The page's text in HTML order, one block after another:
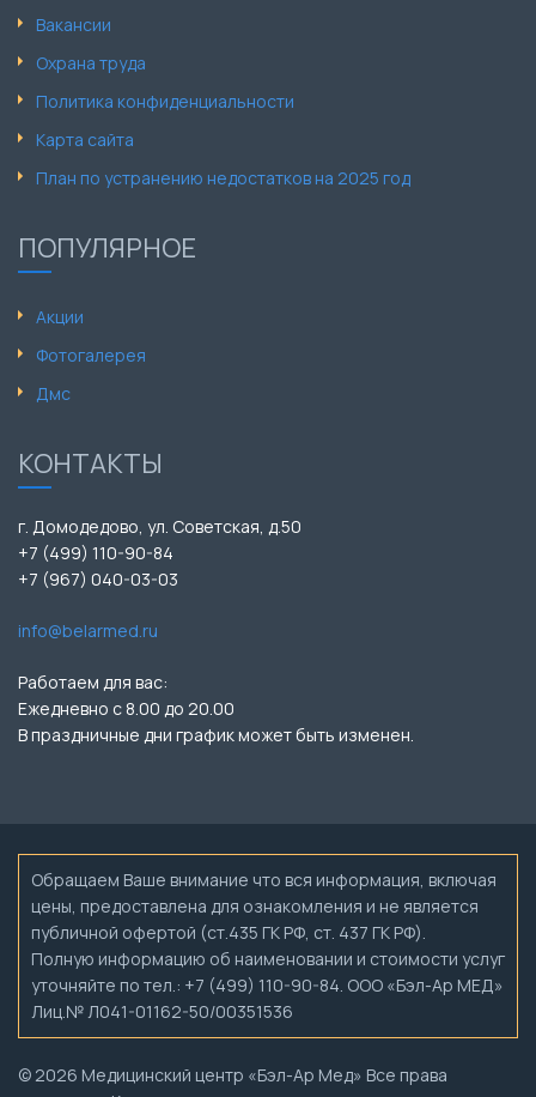
Вакансии
Охрана труда
Политика конфиденциальности
Карта сайта
План по устранению недостатков на 2025 год
ПОПУЛЯРНОЕ
Акции
Фотогалерея
Дмс
КОНТАКТЫ
г. Домодедово, ул. Советская, д.50
+7 (499) 110-90-84
+7 (967) 040-03-03
info@belarmed.ru
Работаем для вас:
Ежедневно с 8.00 до 20.00
В праздничные дни график может быть изменен.
Обращаем Ваше внимание что вся информация, включая
цены, предоставлена для ознакомления и не является
публичной офертой (ст.435 ГК РФ, ст. 437 ГК РФ).
Полную информацию об наименовании и стоимости услуг
уточняйте по тел.: +7 (499) 110-90-84. ООО «Бэл-Ар МЕД»
Лиц.№ Л041-01162-50/00351536
© 2026 Медицинский центр «Бэл-Ар Мед» Все права